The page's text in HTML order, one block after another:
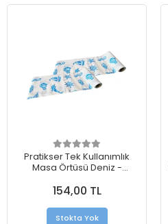
Pratikser Tek Kullanımlık
Masa Örtüsü Deniz -
154,00 TL
Stokta Yok